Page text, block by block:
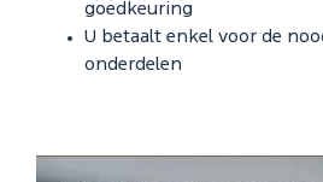
goedkeuring
U betaalt enkel voor de
onderdelen